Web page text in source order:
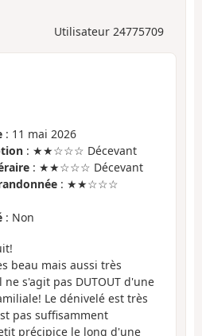
Utilisateur 24775709
: 11 mai 2026
: ★★☆☆☆ Décevant
: ★★☆☆☆ Décevant
: ★★☆☆☆
: Non
beau mais aussi très
s'agit pas DUTOUT d'une
Le dénivelé est très
pas suffisamment
précipice le long d'une